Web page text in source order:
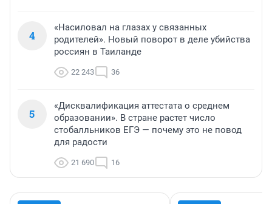
4
«Насиловал на глазах у связанных
родителей». Новый поворот в деле убийства
россиян в Таиланде
22 243 36
5
«Дисквалификация аттестата о среднем
образовании». В стране растет число
стобалльников ЕГЭ — почему это не повод
для радости
21 690 16